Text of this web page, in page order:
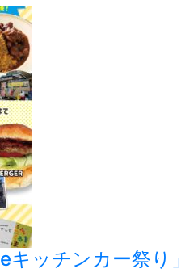
ッチンカー祭り」